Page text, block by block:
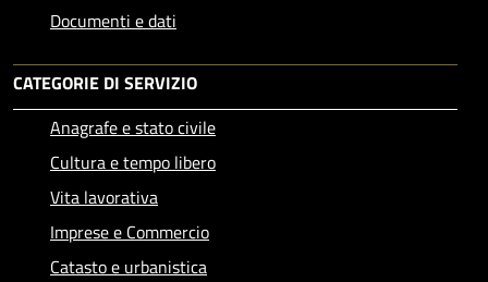
Documenti e dati
CATEGORIE DI SERVIZIO
Anagrafe e stato civile
Cultura e tempo libero
Vita lavorativa
Imprese e Commercio
Catasto e urbanistica